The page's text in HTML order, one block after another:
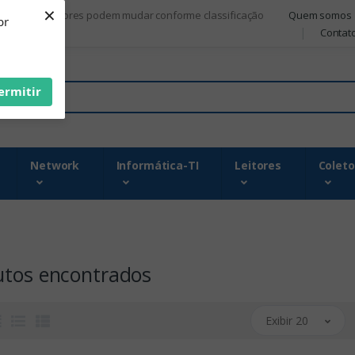
×
- Os valores podem mudar conforme classificação
Quem somos
Network Informática-TI Leitores
encontrados
Exibir 20